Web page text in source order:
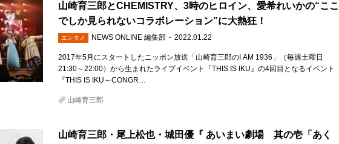
山崎育三郎とCHEMISTRY、3時のヒロイン、愛希れいかの“ここ
でしか見られないコラボレーション”に大熱狂！
エンタメ NEWS ONLINE 編集部 2022.01.22
2017年5月にスタートしたニッポン放送「山崎育三郎のI AM 1936」（毎週土曜日
21:30～22:00）から生まれたライブイベント『THIS IS IKU』の4回目となるイベント
『THIS IS IKU～CONGR…
山崎育三郎
山崎育三郎・尾上松也・城田優『 あいまい劇場 其の壱「あく